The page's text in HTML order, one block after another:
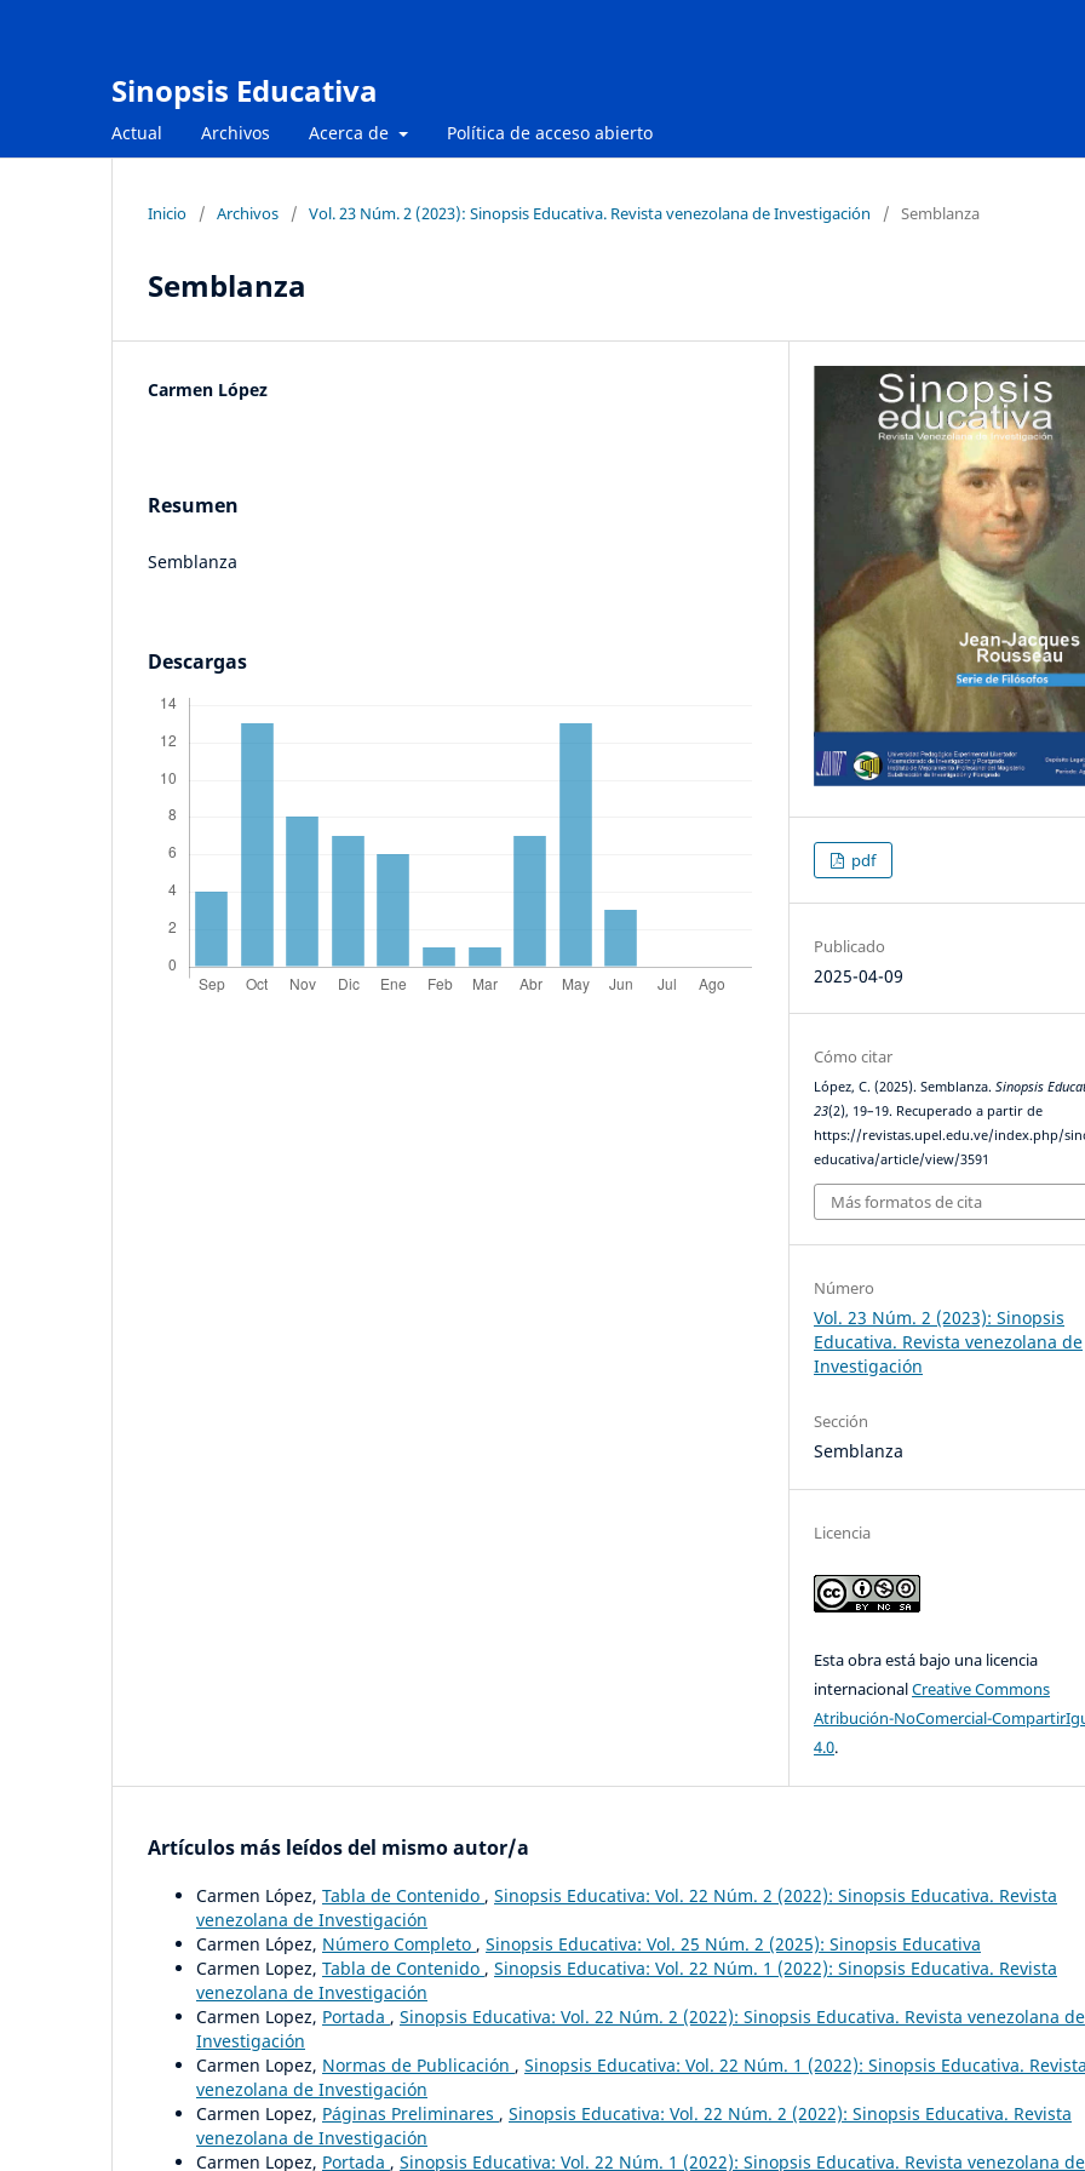
Sinopsis Educativa
Actual Archivos Acerca de Política de acceso abierto
Inicio / Archivos / Vol. 23 Núm. 2 (2023): Sinopsis Educativa. Revista venezolana de Investigación / Semblanza
Semblanza
Carmen López
Resumen
Semblanza
Descargas
pdf
Publicado
2025-04-09
Cómo citar
López, C. (2025). Semblanza.Sinopsis
23(2), 19–19. Recuperado a partir de
https://revistas.upel.edu.ve/index.php/
educativa/article/view/3591
Más formatos de cita
Número
Vol. 23 Núm. 2 (2023): Sinopsis
Educativa. Revista venezolana de
Investigación
Sección
Semblanza
Licencia
Esta obra está bajo una licencia
internacionalCreative Commons
Atribución-NoComercial-
4.0.
Artículos más leídos del mismo autor/a
Carmen López, Tabla de Contenido , Sinopsis Educativa: Vol. 22 Núm. 2 (2022): Sinopsis Educativa. Revista
venezolana de Investigación
Carmen López, Número Completo , Sinopsis Educativa: Vol. 25 Núm. 2 (2025): Sinopsis Educativa
Carmen Lopez, Tabla de Contenido , Sinopsis Educativa: Vol. 22 Núm. 1 (2022): Sinopsis Educativa. Revista
venezolana de Investigación
Carmen Lopez, Portada , Sinopsis Educativa: Vol. 22 Núm. 2 (2022): Sinopsis Educativa. Revista venezolana de
Investigación
Carmen Lopez, Normas de Publicación , Sinopsis Educativa: Vol. 22 Núm. 1 (2022): Sinopsis Educativa. Revista
venezolana de Investigación
Carmen Lopez, Páginas Preliminares , Sinopsis Educativa: Vol. 22 Núm. 2 (2022): Sinopsis Educativa. Revista
venezolana de Investigación
Carmen Lopez, Portada , Sinopsis Educativa: Vol. 22 Núm. 1 (2022): Sinopsis Educativa. Revista venezolana de